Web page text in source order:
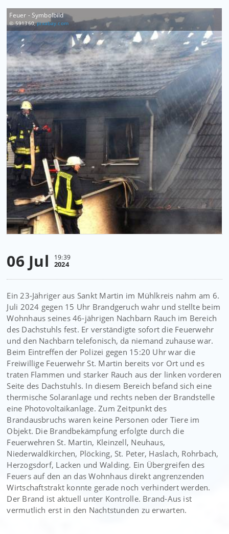
Feuer - Symbolbild
© 591360,pixabay.com
06 Jul 19:39
2024
Ein 23-Jähriger aus Sankt Martin im Mühlkreis nahm am 6.
Juli 2024 gegen 15 Uhr Brandgeruch wahr und stellte beim
Wohnhaus seines 46-jährigen Nachbarn Rauch im Bereich
des Dachstuhls fest. Er verständigte sofort die Feuerwehr
und den Nachbarn telefonisch, da niemand zuhause war.
Beim Eintreffen der Polizei gegen 15:20 Uhr war die
Freiwillige Feuerwehr St. Martin bereits vor Ort und es
traten Flammen und starker Rauch aus der linken vorderen
Seite des Dachstuhls. In diesem Bereich befand sich eine
thermische Solaranlage und rechts neben der Brandstelle
eine Photovoltaikanlage. Zum Zeitpunkt des
Brandausbruchs waren keine Personen oder Tiere im
Objekt. Die Brandbekämpfung erfolgte durch die
Feuerwehren St. Martin, Kleinzell, Neuhaus,
Niederwaldkirchen, Plöcking, St. Peter, Haslach, Rohrbach,
Herzogsdorf, Lacken und Walding. Ein Übergreifen des
Feuers auf den an das Wohnhaus direkt angrenzenden
Wirtschaftstrakt konnte gerade noch verhindert werden.
Der Brand ist aktuell unter Kontrolle. Brand-Aus ist
vermutlich erst in den Nachtstunden zu erwarten.